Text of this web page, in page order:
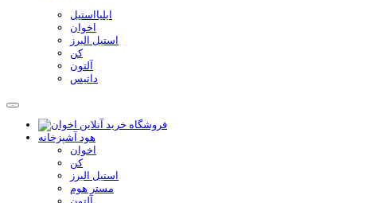
ایلیااستیل
اخوان
استیل البرز
کن
آلتون
داتیس
هود آشپزخانه
اخوان
کن
استیل البرز
مستر هوم